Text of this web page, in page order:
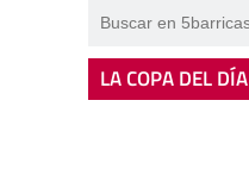
LA COPA DEL DÍA